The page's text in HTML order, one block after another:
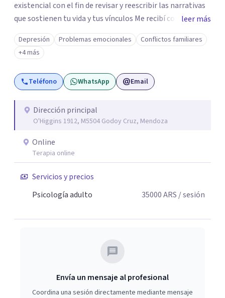
existencial con el fin de revisar y reescribir las narrativas
que sostienen tu vida y tus vínculos Me recibí como lic en
psicología en 2016 (Universidad de Mendoza). Soy
especialista en terapia de pareja (Escuela Sistemica
Argentina), diplomada en psicoterapia integrativa
(Universidad de Mendoza) y cuento con formaciones en
duelo y terapia analítico-existencial Creo en la fuerza del
transformar relaciones (la primera relación es con
nosotros mismos). Como persona y terapeuta, encuentro
que las emociones no se "corrigen": se escuchan, se
abrazan y se ordenan. Por eso mi forma de trabajar
combina técnica, claridad y empatia. Si algo de lo que
proceso de cambio.
leer más
Depresión Problemas emocionales
Conflictos familiares
+4 más
Teléfono WhatsApp Email
Dirección principal
O'Higgins 1912, M5504 Godoy Cruz, Mendoza
Online
Terapia online
Servicios y precios
Psicología adulto
35000ARS / sesión
Envía un mensaje al profesional
Coordina una sesión directamente mediante mensaje